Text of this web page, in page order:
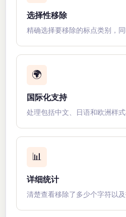
选择性移除
精确选择要移除的标点类别，同
🌍
国际化支持
处理包括中文、日语和欧洲样式
📊
详细统计
清楚查看移除了多少个字符以及